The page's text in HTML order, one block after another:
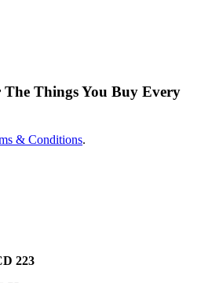
Things You Buy Every
& Conditions.
223